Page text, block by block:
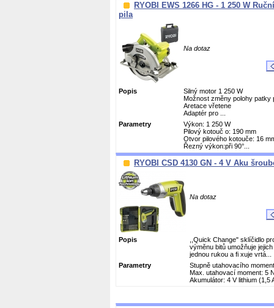
RYOBI EWS 1266 HG - 1 250 W
pila
Na dotaz
Popis
Silný motor 1 250 W
Možnost změny polohy patky
Aretace vřetene
Adaptér pro ...
Parametry
Výkon: 1 250 W
Pilový kotouč o: 190 mm
Otvor pilového kotouče: 16
Řezný výkon:při 90°...
RYOBI CSD 4130 GN - 4 V Aku
Na dotaz
Popis
,,Quick Change" sklíčidlo
výměnu bitů umožňuje
jednou rukou a fi xuje vrtá...
Parametry
Stupně utahovacího
Max. utahovací moment: 5
Akumulátor: 4 V lithium (1,5